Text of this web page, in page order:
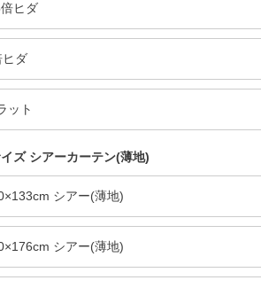
ヒダ
ヒダ
ット
ズ シアーカーテン(薄地)
シアー(薄地)
シアー(薄地)